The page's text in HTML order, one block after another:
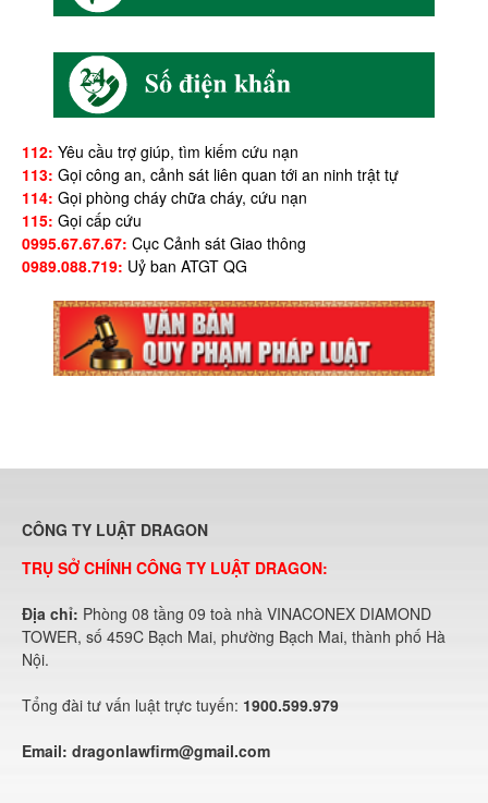
112: Yêu cầu trợ giúp, tìm kiếm cứu nạn
113: Gọi công an, cảnh sát liên quan tới an ninh trật tự
114: Gọi phòng cháy chữa cháy, cứu nạn
115: Gọi cấp cứu
0995.67.67.67: Cục Cảnh sát Giao thông
0989.088.719: Uỷ ban ATGT QG
CÔNG TY LUẬT DRAGON
TRỤ SỞ CHÍNH CÔNG TY LUẬT DRAGON:
Địa chỉ: Phòng 08 tầng 09 toà nhà VINACONEX DIAMOND
TOWER, số 459C Bạch Mai, phường Bạch Mai, thành phố Hà
Nội.
Tổng đài tư vấn luật trực tuyến: 1900.599.979
Email: dragonlawfirm@gmail.com